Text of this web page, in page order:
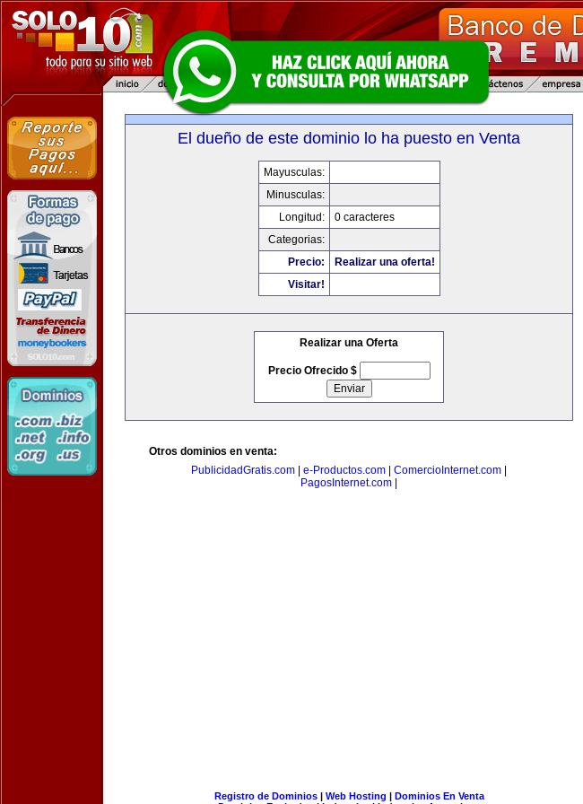
El dueño de este dominio lo ha puesto en Venta
Mayusculas:
Minusculas:
Longitud:
0 caracteres
Categorias:
Precio:
Realizar una oferta!
Visitar!
Realizar una Oferta
Precio Ofrecido $
Otros dominios en venta:
PublicidadGratis.com
e-Productos.com ComercioInternet.com
PagosInternet.com
Registro de Dominios| Web Hosting | Dominios En Venta